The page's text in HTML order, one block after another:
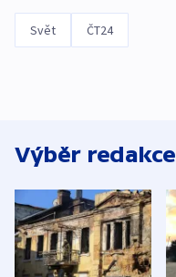
Svět ČT24
Výběr redakce